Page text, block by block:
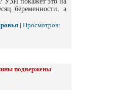
беременности, а
| Просмотров:
подвержены